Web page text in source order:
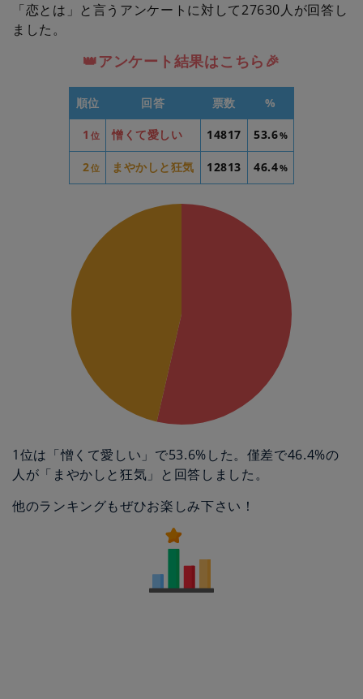
「恋とは」と言うアンケートに対して27630人が回答し
ました。
👑アンケート結果はこちら🎉
順位 回答 票数 %
1 位 憎くて愛しい 14817 53.6%
2位 まやかしと狂気 12813 46.4%
1位は「憎くて愛しい」で53.6%した。僅差で46.4%の
人が「まやかしと狂気」と回答しました。
他のランキングもぜひお楽しみ下さい！